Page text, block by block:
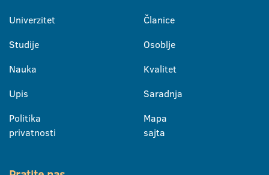
Univerzitet
Studije
Nauka
Upis
Politika
privatnosti
Članice
Osoblje
Kvalitet
Saradnja
Mapa
sajta